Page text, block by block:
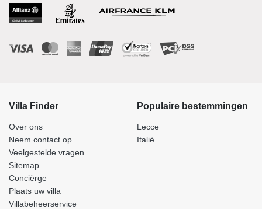
Villa Finder
Over ons
Neem contact op
Veelgestelde vragen
Sitemap
Conciërge
Plaats uw villa
Villabeheerservice
Populaire bestemmingen
Lecce
Italië